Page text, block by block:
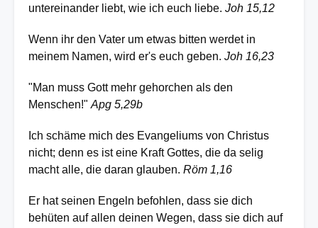
untereinander liebt, wie ich euch liebe. Joh 15,12
Wenn ihr den Vater um etwas bitten werdet in
meinem Namen, wird er's euch geben. Joh 16,23
"Man muss Gott mehr gehorchen als den
Menschen!" Apg 5,29b
Ich schäme mich des Evangeliums von Christus
nicht; denn es ist eine Kraft Gottes, die da selig
macht alle, die daran glauben. Röm 1,16
Er hat seinen Engeln befohlen, dass sie dich
behüten auf allen deinen Wegen, dass sie dich auf